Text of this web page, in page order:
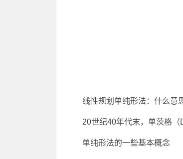
线性规划单纯形法：什么意
20世纪40年代末，单茨格（
单纯形法的一些基本概念